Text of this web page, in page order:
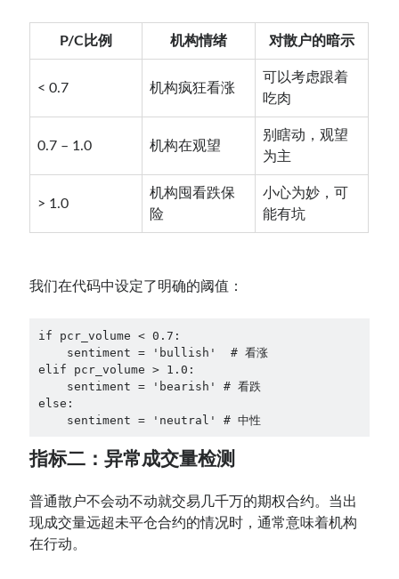
P/C比例 机构情绪 对散户的暗示
< 0.7 机构疯狂看涨
可以考虑跟着
吃肉
0.7 – 1.0 机构在观望
别瞎动，观望
为主
> 1.0
机构囤看跌保
险
小心为妙，可
能有坑
我们在代码中设定了明确的阈值：
if pcr_volume < 0.7:
sentiment = 'bullish'  # 看涨
elif pcr_volume > 1.0:
sentiment = 'bearish' # 看跌
else:
sentiment = 'neutral' # 中性
指标二：异常成交量检测
普通散户不会动不动就交易几千万的期权合约。当出
现成交量远超未平仓合约的情况时，通常意味着机构
在行动。